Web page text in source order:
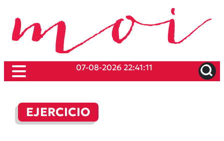
07-08-2026 22:41:11
EJERCICIO